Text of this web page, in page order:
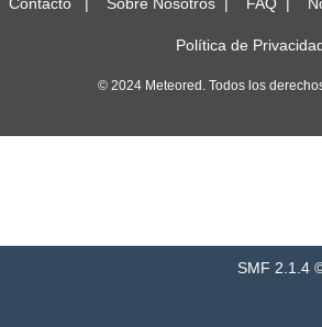
Contacto Sobre Nosotros FAQ
Política de
© 2024 Meteored. Todos los
SMF 2.1.4